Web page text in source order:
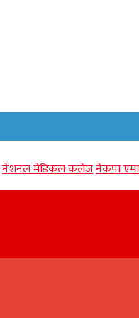
नेशनल मेडिकल कलेजनेकपा